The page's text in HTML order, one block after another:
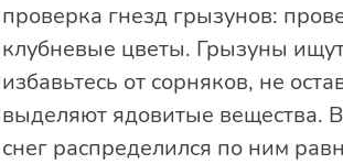
проверка гнезд грызунов:
клубневые цветы. Грызуны
избавьтесь от сорняков, не
выделяют ядовитые вещества.
снег распределился по ним